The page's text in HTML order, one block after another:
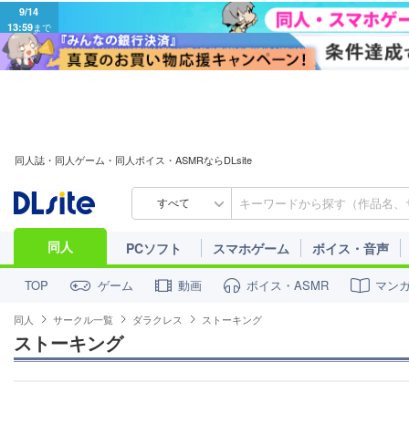
9/14
13:59まで
同人誌・同人ゲーム・同人ボイス・ASMRならDLsite
すべて
同人 PCソフト スマホゲーム ボイス・音声
TOP ゲーム 動画 ボイス・ASMR マン
同人 サークル一覧 ダラクレス ストーキング
ストーキング